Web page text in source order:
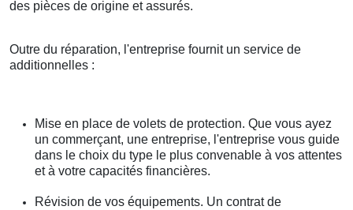
des pièces de origine et assurés.
Outre du réparation, l'entreprise fournit un service de
additionnelles :
Mise en place de volets de protection. Que vous ayez
un commerçant, une entreprise, l'entreprise vous guide
dans le choix du type le plus convenable à vos attentes
et à votre capacités financières.
Révision de vos équipements. Un contrat de